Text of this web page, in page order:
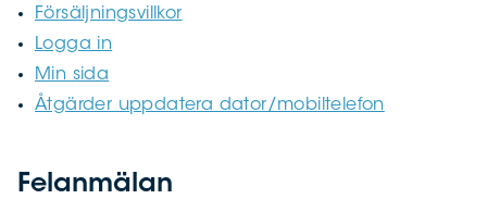
Försäljningsvillkor
Logga in
Min sida
Åtgärder uppdatera dator/mobiltelefon
Felanmälan